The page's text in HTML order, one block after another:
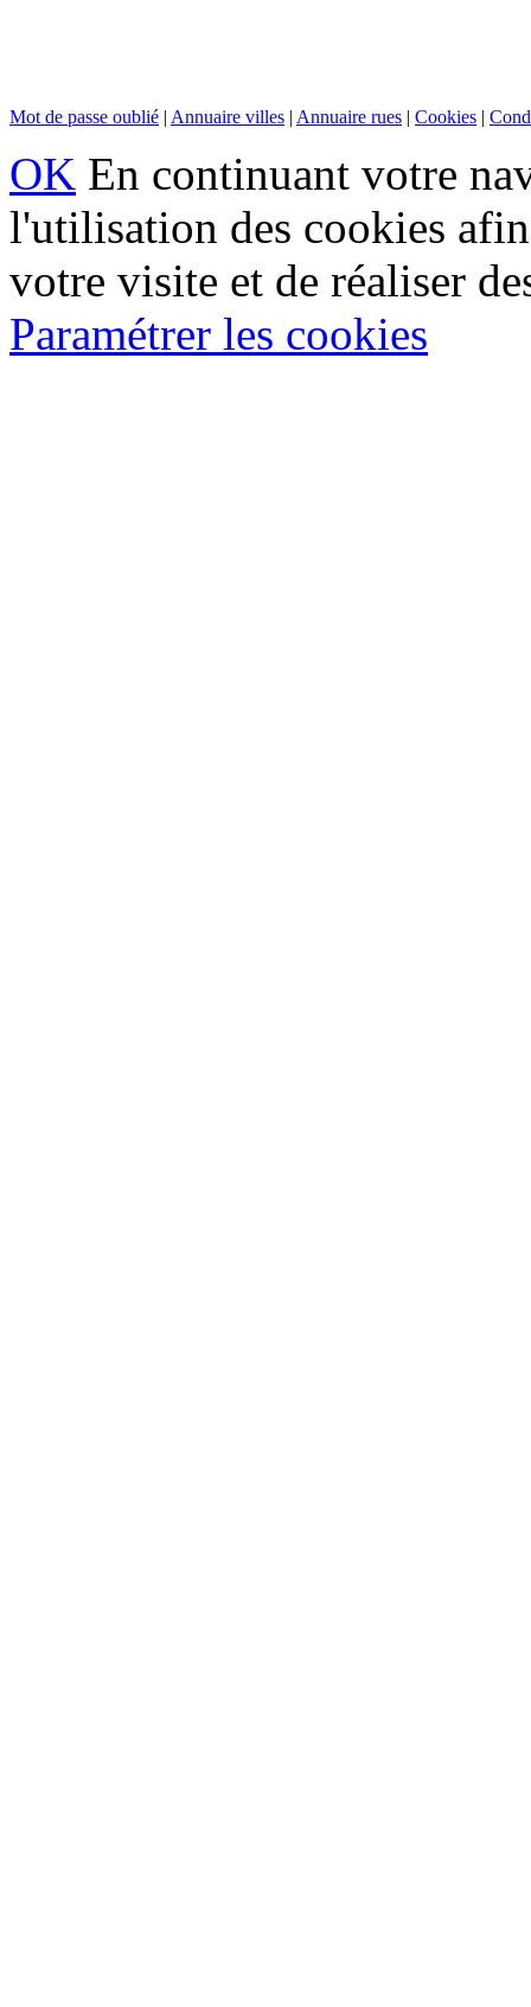
Mot de passe oublié | Annuaire villes | Annuaire rues | Cookies |
OK En continuant votre
l'utilisation des cookies
votre visite et de réaliser
Paramétrer les cookies